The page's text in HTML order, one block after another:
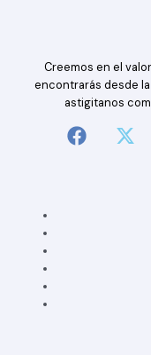
Creemos en el
encontrarás desde
astigitanos